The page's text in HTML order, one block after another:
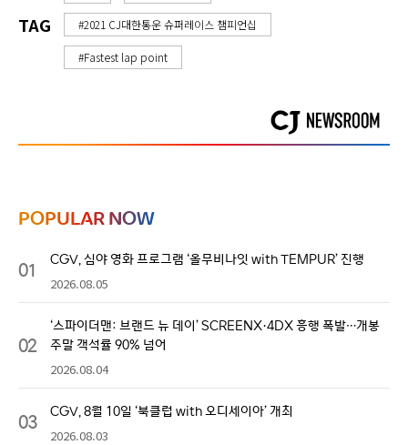
TAG #2021 CJ대한통운 슈퍼레이스 챔피언십
#Fastest lap point
POPULAR NOW
01 CGV, 심야 영화 프로그램 ‘올무비나잇 with TEMPUR’ 진행
2026.08.05
02
‘스파이더맨: 브랜드 뉴 데이’ SCREENX·4DX 흥행 폭발…개봉
주말 객석률 90% 넘어
2026.08.04
03 CGV, 8월 10일 ‘북클럽 with 오디세이아’ 개최
2026.08.03